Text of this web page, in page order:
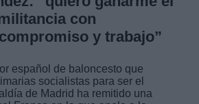
con
y trabajo”
español de baloncesto que
socialistas para ser el
de Madrid ha remitido una